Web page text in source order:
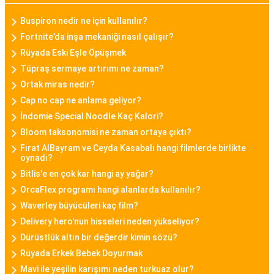
takibi, çağrı bildirimleri, müzik kontrolü gibi
fonksiyonları da içinde barındırarak günümüz
kadınının aktif yaşam tarzına uygun bir seçenek
sunar.
Daniel Klein Bayan Saat
Daniel Klein, şıklık ve kaliteyi bir araya getiren
bayan saat modelleriyle bilinen bir markadır.
Minimalist tasarımları, zarif detayları ve kaliteli
malzemeleriyle Daniel Klein bayan saatleri,
kullanıcılarına tarz bir görünüm sunar.
Casio Bayan Saat
Casio, sağlamlığı ve fonksiyonelliği ile tanınan bir
markadır. Casio bayan saat modelleri, dayanıklılık
ve şıklığı bir araya getirerek spor ve günlük
Buspiron nedir ne için kullanılır?
Fortnite’da inşa mekaniği nasıl çalışır?
Rüyada Eski Eşle Öpüşmek
Tüpraş sermaye artırımı ne zaman?
Ortak miras nedir?
Cap no cap ne anlama geliyor?
İndomie Special Noodle Kaç Kalori?
Bloom taksonomisi ne zaman ortaya çıktı?
Fırat AlBayram ve Ceyda Kasabalı hangi filmlerde birlikte
oynadı?
Bitlis'e en çok kar hangi ay yağar?
OrcaFlex programı hangi alanlarda kullanılır?
Waverley büyücüleri kaç film?
Delivery hero'nun hisseleri neden yükseliyor?
Dürüstlük altın bir değerdir kimin sözü?
Rüyada Erkek Bebek Doyurmak
Mavi ile yeşilin karışımı neden turkuaz olur?